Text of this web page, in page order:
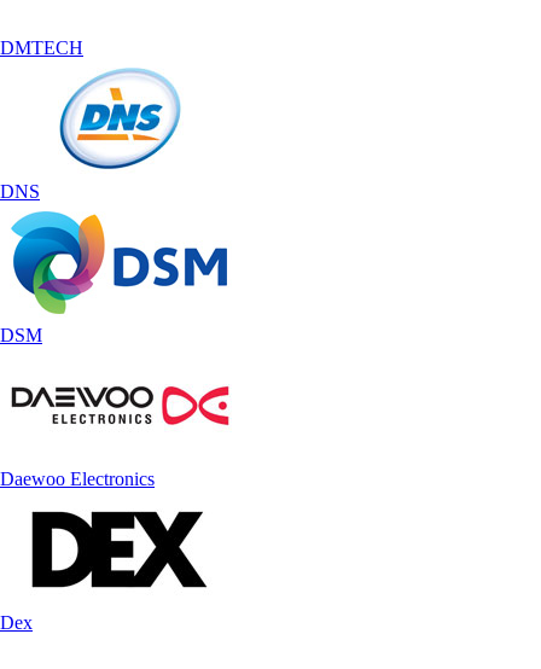
DMTECH
DNS
DSM
Daewoo Electronics
Dex